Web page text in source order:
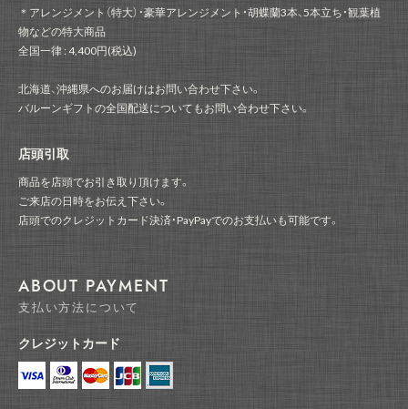
＊アレンジメント（特大）・豪華アレンジメント・胡蝶蘭3本、5本立ち・観葉植
物などの特大商品
全国一律 : 4,400円(税込)
北海道、沖縄県へのお届けはお問い合わせ下さい。
バルーンギフトの全国配送についてもお問い合わせ下さい。
店頭引取
商品を店頭でお引き取り頂けます。
ご来店の日時をお伝え下さい。
店頭でのクレジットカード決済・PayPayでのお支払いも可能です。
ABOUT PAYMENT
支払い方法について
クレジットカード